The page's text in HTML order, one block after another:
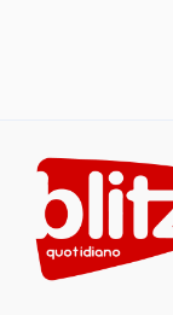
content